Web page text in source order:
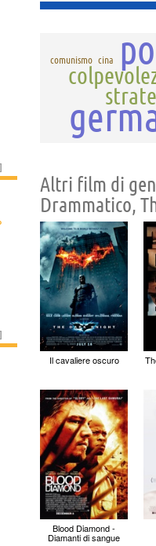
]
]
comunismo cina
Altri film di
Drammatico,
Il cavaliere oscuro
Blood Diamond -
Diamanti di sangue